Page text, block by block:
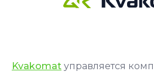
Kvakomat управляется